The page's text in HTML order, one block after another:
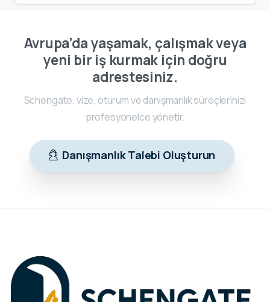
Avrupa’da yaşamak, çalışmak veya
yeni bir iş kurmak için doğru
adrestesiniz.
Schengate, vize, oturum ve danışmanlık süreçlerinizi
profesyonelce yönetir.
Danışmanlık Talebi Oluşturun